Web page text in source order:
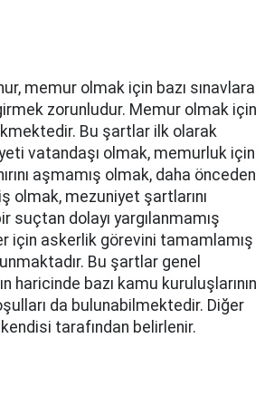
memur olmak için bazı sınavlara
zorunludur. Memur olmak için
Bu şartlar ilk olarak
vatandaşı olmak, memurluk için
aşmamış olmak, daha önceden
olmak, mezuniyet şartlarını
suçtan dolayı yargılanmamış
için askerlik görevini tamamlamış
Bu şartlar genel
haricinde bazı kamu kuruluşlarının
da bulunabilmektedir. Diğer
tarafından belirlenir.